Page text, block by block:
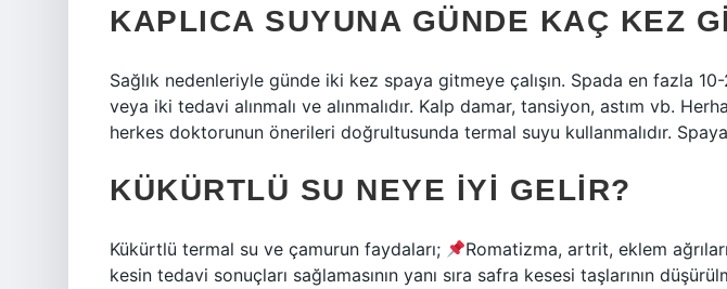
KAPLICA SUYUNA GÜNDE KAÇ KEZ
Sağlık nedenleriyle günde iki kez spaya gitmeye çalışın. Spada en fazla
veya iki tedavi alınmalı ve alınmalıdır. Kalp damar, tansiyon, astım vb.
herkes doktorunun önerileri doğrultusunda termal suyu kullanmalıdır.
KÜKÜRTLÜ SU NEYE IYI GELIR?
Kükürtlü termal su ve çamurun faydaları;
Romatizma, artrit, eklem
kesin tedavi sonuçları sağlamasının yanı sıra safra kesesi taşlarının